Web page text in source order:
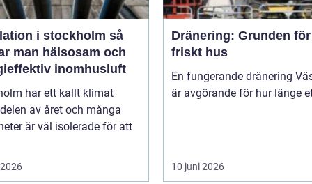
i stockholm så
man hälsosam och
inomhusluft
har ett kallt klimat
av året och många
är väl isolerade för att
Dränering: Grunden
friskt hus
En fungerande dränering
är avgörande för hur länge
10 juni 2026